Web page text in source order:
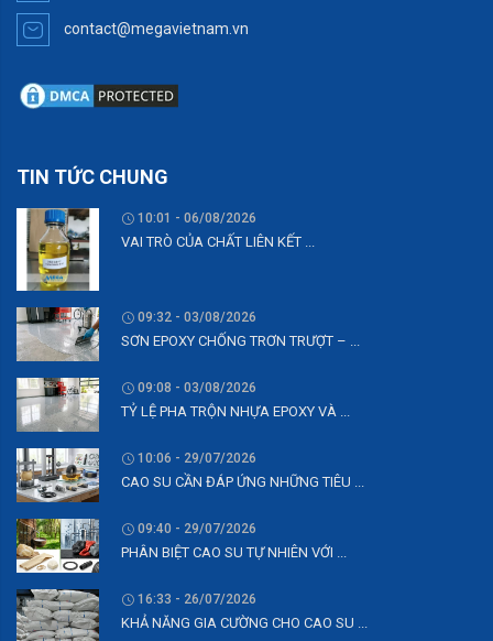
contact@megavietnam.vn
TIN TỨC CHUNG
10:01 - 06/08/2026
VAI TRÒ CỦA CHẤT LIÊN KẾT ...
09:32 - 03/08/2026
SƠN EPOXY CHỐNG TRƠN TRƯỢT – ...
09:08 - 03/08/2026
TỶ LỆ PHA TRỘN NHỰA EPOXY VÀ ...
10:06 - 29/07/2026
CAO SU CẦN ĐÁP ỨNG NHỮNG TIÊU ...
09:40 - 29/07/2026
PHÂN BIỆT CAO SU TỰ NHIÊN VỚI ...
16:33 - 26/07/2026
KHẢ NĂNG GIA CƯỜNG CHO CAO SU ...